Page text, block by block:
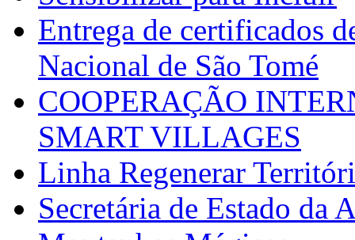
Entrega de certificados
Nacional de São Tomé
COOPERAÇÃO
SMART VILLAGES
Linha Regenerar
Secretária de Estado da